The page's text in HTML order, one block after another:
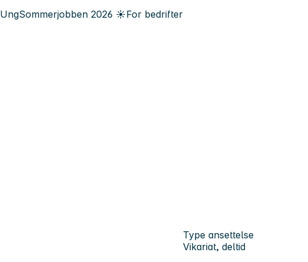
UngSommerjobben 2026 ☀️For bedrifter
Type ansettelse
Vikariat, deltid